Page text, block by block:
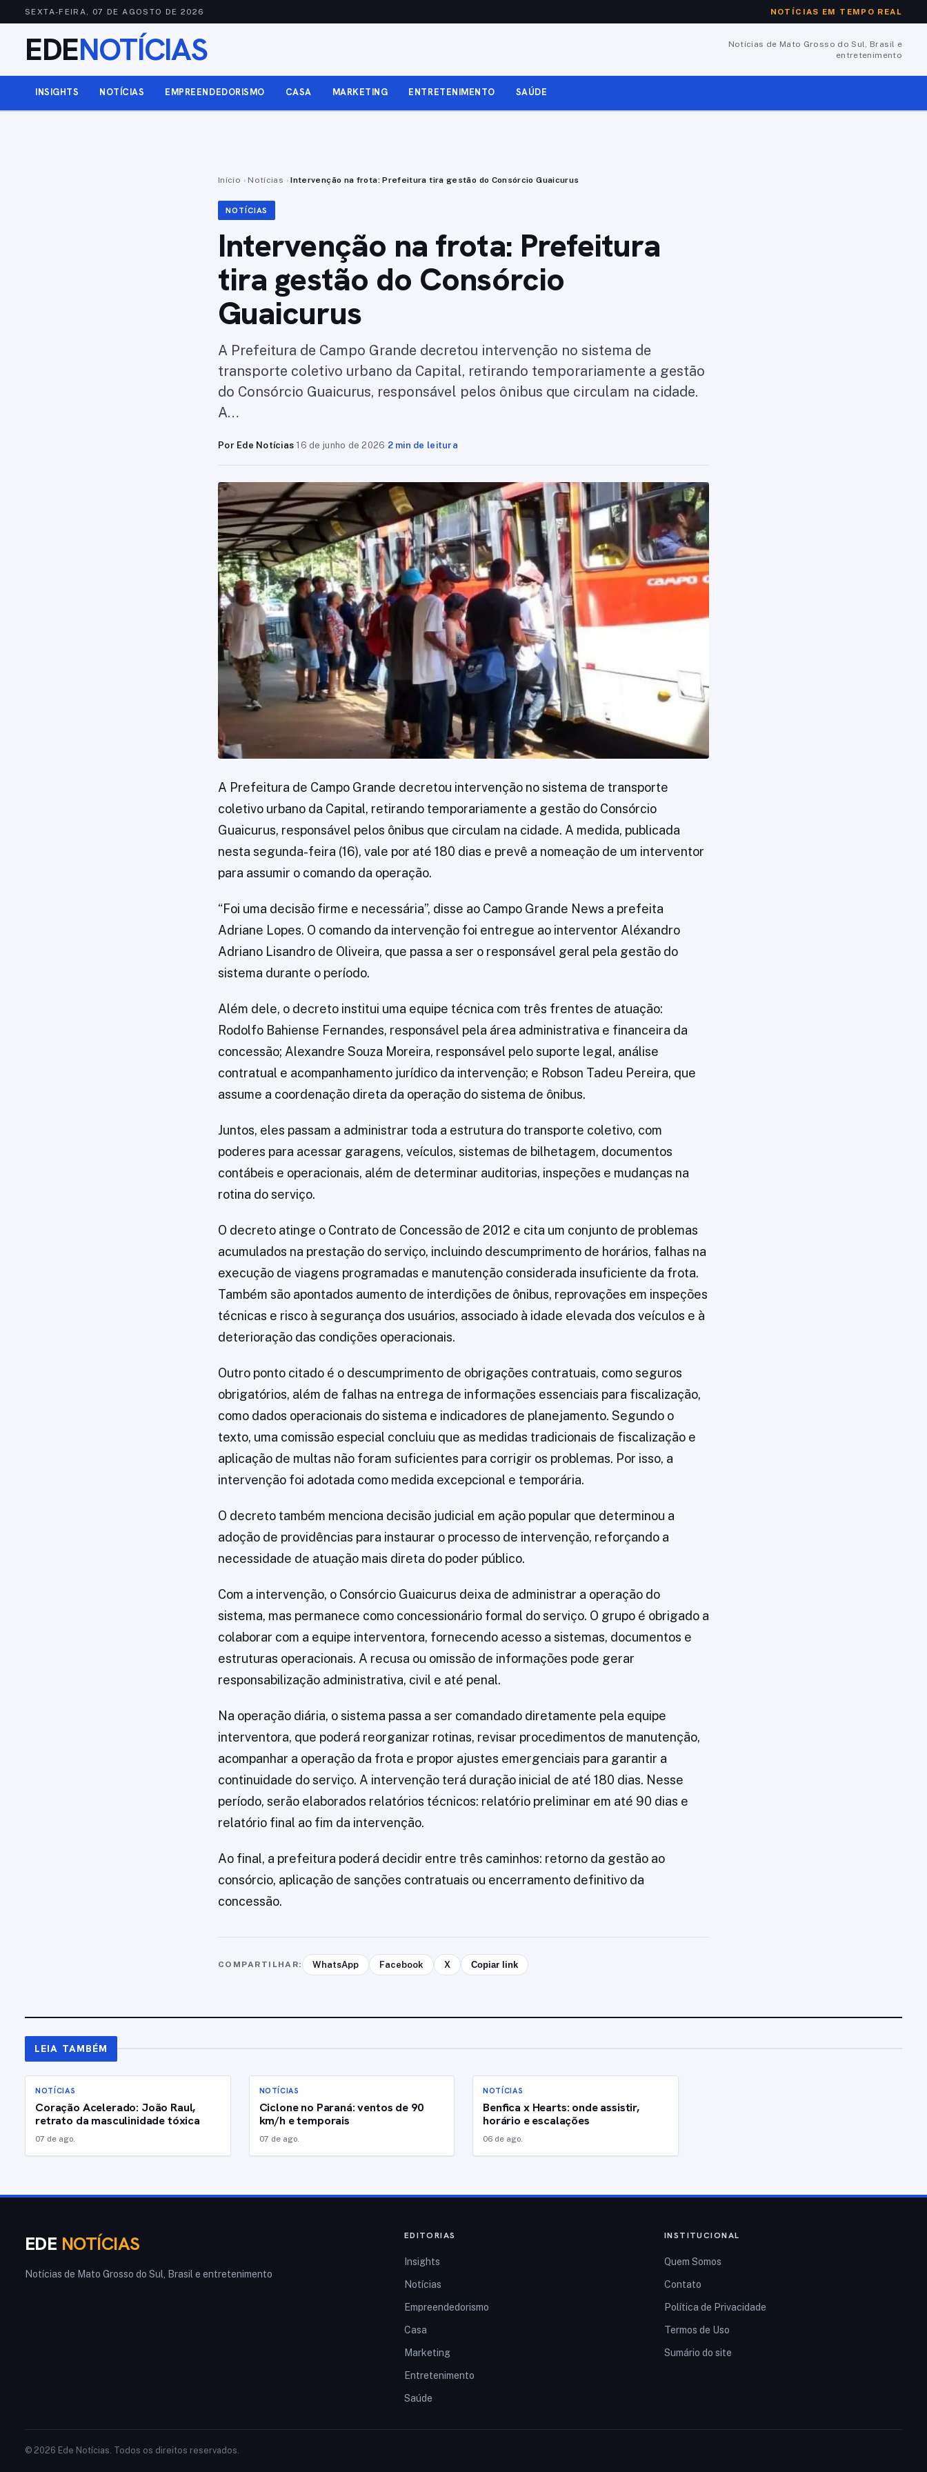
SEXTA-FEIRA, 07 DE AGOSTO DE 2026 NOTÍCIAS EM TEMPO REAL
EDENOTÍCIAS
Notícias de Mato Grosso do Sul, Brasil e
entretenimento
INSIGHTS NOTÍCIAS EMPREENDEDORISMO CASA MARKETING ENTRETENIMENTO SAÚDE
Início › Notícias › Intervenção na frota: Prefeitura tira gestão do Consórcio Guaicurus
NOTÍCIAS
Intervenção na frota: Prefeitura
tira gestão do Consórcio
Guaicurus
A Prefeitura de Campo Grande decretou intervenção no sistema de
transporte coletivo urbano da Capital, retirando temporariamente a gestão
do Consórcio Guaicurus, responsável pelos ônibus que circulam na cidade.
A…
Por Ede Notícias·16 de junho de 2026· 2 min de leitura
A Prefeitura de Campo Grande decretou intervenção no sistema de transporte
coletivo urbano da Capital, retirando temporariamente a gestão do Consórcio
Guaicurus, responsável pelos ônibus que circulam na cidade. A medida, publicada
nesta segunda-feira (16), vale por até 180 dias e prevê a nomeação de um interventor
para assumir o comando da operação.
“Foi uma decisão firme e necessária”, disse ao Campo Grande News a prefeita
Adriane Lopes. O comando da intervenção foi entregue ao interventor Aléxandro
Adriano Lisandro de Oliveira, que passa a ser o responsável geral pela gestão do
sistema durante o período.
Além dele, o decreto institui uma equipe técnica com três frentes de atuação:
Rodolfo Bahiense Fernandes, responsável pela área administrativa e financeira da
concessão; Alexandre Souza Moreira, responsável pelo suporte legal, análise
contratual e acompanhamento jurídico da intervenção; e Robson Tadeu Pereira, que
assume a coordenação direta da operação do sistema de ônibus.
Juntos, eles passam a administrar toda a estrutura do transporte coletivo, com
poderes para acessar garagens, veículos, sistemas de bilhetagem, documentos
contábeis e operacionais, além de determinar auditorias, inspeções e mudanças na
rotina do serviço.
O decreto atinge o Contrato de Concessão de 2012 e cita um conjunto de problemas
acumulados na prestação do serviço, incluindo descumprimento de horários, falhas na
execução de viagens programadas e manutenção considerada insuficiente da frota.
Também são apontados aumento de interdições de ônibus, reprovações em inspeções
técnicas e risco à segurança dos usuários, associado à idade elevada dos veículos e à
deterioração das condições operacionais.
Outro ponto citado é o descumprimento de obrigações contratuais, como seguros
obrigatórios, além de falhas na entrega de informações essenciais para fiscalização,
como dados operacionais do sistema e indicadores de planejamento. Segundo o
texto, uma comissão especial concluiu que as medidas tradicionais de fiscalização e
aplicação de multas não foram suficientes para corrigir os problemas. Por isso, a
intervenção foi adotada como medida excepcional e temporária.
O decreto também menciona decisão judicial em ação popular que determinou a
adoção de providências para instaurar o processo de intervenção, reforçando a
necessidade de atuação mais direta do poder público.
Com a intervenção, o Consórcio Guaicurus deixa de administrar a operação do
sistema, mas permanece como concessionário formal do serviço. O grupo é obrigado a
colaborar com a equipe interventora, fornecendo acesso a sistemas, documentos e
estruturas operacionais. A recusa ou omissão de informações pode gerar
responsabilização administrativa, civil e até penal.
Na operação diária, o sistema passa a ser comandado diretamente pela equipe
interventora, que poderá reorganizar rotinas, revisar procedimentos de manutenção,
acompanhar a operação da frota e propor ajustes emergenciais para garantir a
continuidade do serviço. A intervenção terá duração inicial de até 180 dias. Nesse
período, serão elaborados relatórios técnicos: relatório preliminar em até 90 dias e
relatório final ao fim da intervenção.
Ao final, a prefeitura poderá decidir entre três caminhos: retorno da gestão ao
consórcio, aplicação de sanções contratuais ou encerramento definitivo da
concessão.
COMPARTILHAR: WhatsApp Facebook X Copiar link
LEIA TAMBÉM
NOTÍCIAS
Coração Acelerado: João Raul,
retrato da masculinidade tóxica
07 de ago.
NOTÍCIAS
Ciclone no Paraná: ventos de 90
km/h e temporais
07 de ago.
NOTÍCIAS
Benfica x Hearts: onde assistir,
horário e escalações
06 de ago.
EDE NOTÍCIAS
Notícias de Mato Grosso do Sul, Brasil e entretenimento
EDITORIAS
Insights
Notícias
Empreendedorismo
Casa
Marketing
Entretenimento
Saúde
INSTITUCIONAL
Quem Somos
Contato
Política de Privacidade
Termos de Uso
Sumário do site
© 2026 Ede Notícias. Todos os direitos reservados.